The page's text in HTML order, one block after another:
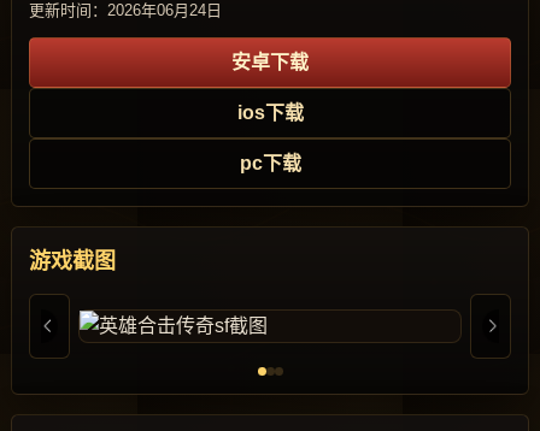
更新时间：2026年06月24日
安卓下载
ios下载
pc下载
游戏截图